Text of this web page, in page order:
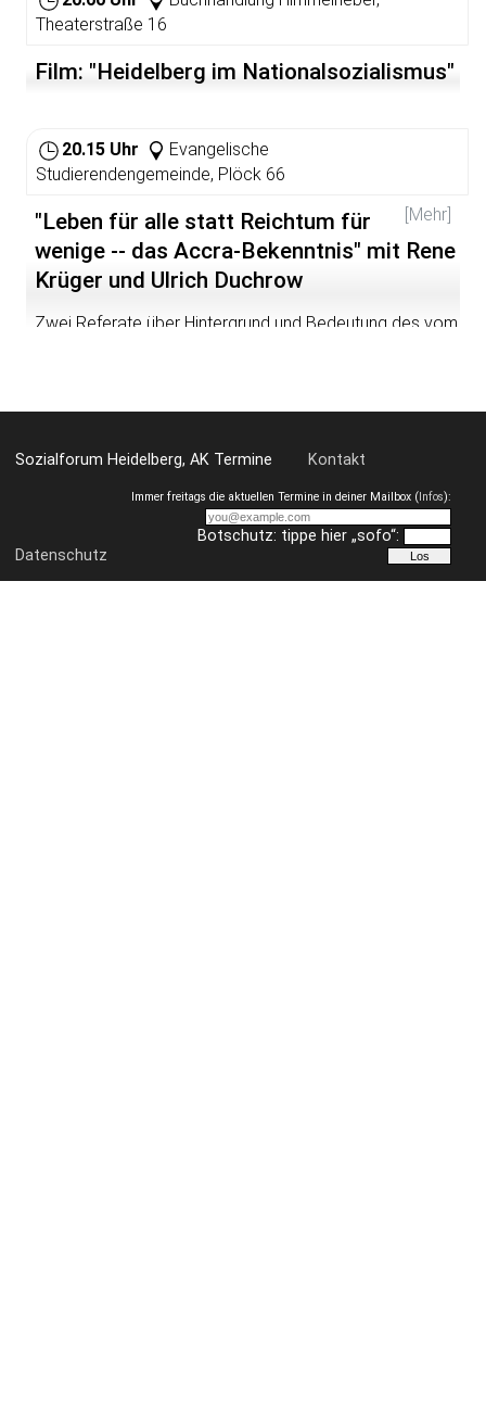
Theaterstraße 16
Film: "Heidelberg im Nationalsozialismus"
20.15 Uhr
Evangelische
Studierendengemeinde, Plöck 66
[Mehr]
"Leben für alle statt Reichtum für
wenige -- das Accra-Bekenntnis" mit Rene
Krüger und Ulrich Duchrow
Zwei Referate über Hintergrund und Bedeutung des vom
Sozialforum Heidelberg, AK Termine Kontakt
Datenschutz
Immer freitags die aktuellen Termine in deiner Mailbox (Infos):
Botschutz: tippe hier „sofo“: